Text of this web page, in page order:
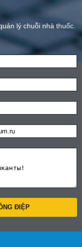
lý chuỗi nhà thuốc.